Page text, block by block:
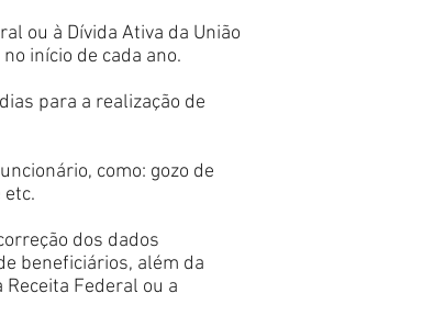
ou à Dívida Ativa da União
início de cada ano.
para a realização de
como: gozo de
dos dados
beneficiários, além da
Federal ou a